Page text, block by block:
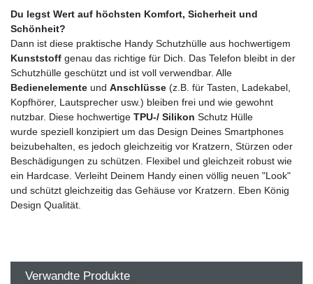
Du legst Wert auf höchsten Komfort, Sicherheit und
Schönheit?
Dann ist diese praktische Handy Schutzhülle aus hochwertigem
Kunststoff genau das richtige für Dich. Das Telefon bleibt in der
Schutzhülle geschützt und ist voll verwendbar. Alle
Bedienelemente und Anschlüsse (z.B. für Tasten, Ladekabel,
Kopfhörer, Lautsprecher usw.) bleiben frei und wie gewohnt
nutzbar. Diese hochwertige TPU-/ Silikon Schutz Hülle
wurde speziell konzipiert um das Design Deines Smartphones
beizubehalten, es jedoch gleichzeitig vor Kratzern, Stürzen oder
Beschädigungen zu schützen. Flexibel und gleichzeit robust wie
ein Hardcase. Verleiht Deinem Handy einen völlig neuen "Look"
und schützt gleichzeitig das Gehäuse vor Kratzern. Eben König
Design Qualität.
Verwandte Produkte